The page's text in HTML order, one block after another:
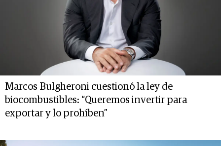
Marcos Bulgheroni cuestionó la ley de
biocombustibles: “Queremos invertir para
exportar y lo prohíben”